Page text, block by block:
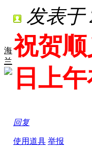
海
兰
发表于
祝贺
日上
回复
使用道具 举报